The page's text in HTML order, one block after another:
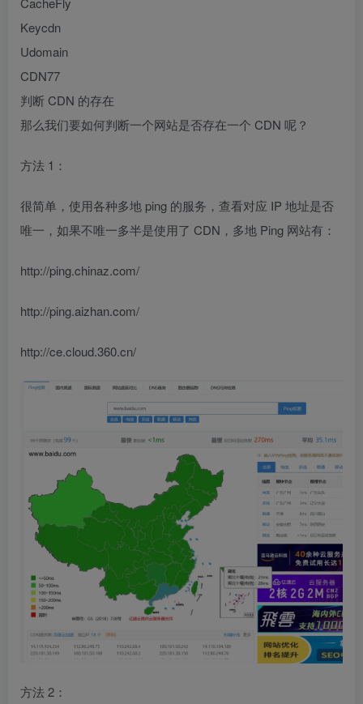
Keycdn
Udomain
CDN77
判断 CDN 的存在
那么我们要如何判断一个网站是否存在一个 CDN 呢？
方法 1：
很简单，使用各种多地 ping 的服务，查看对应 IP 地址是否
唯一，如果不唯一多半是使用了 CDN，多地 Ping 网站有：
http://ping.chinaz.com/
http://ping.aizhan.com/
http://ce.cloud.360.cn/
方法 2：